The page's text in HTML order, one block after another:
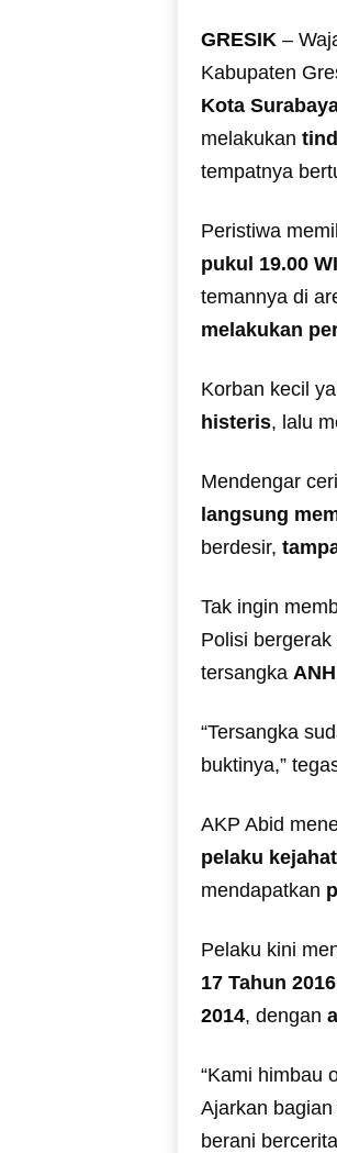
GRESIK –
Kabupaten
Kota
melakukan
tempatnya
Peristiwa
pukul 19.00
temannya di
melakukan
Korban kecil
histeris, lalu
Mendengar
langsung
berdesir,
Tak ingin
Polisi
tersangka
“Tersangka
buktinya,”
AKP Abid
pelaku
mendapatkan
Pelaku kini
17 Tahun 2016
2014, dengan
“Kami himbau
Ajarkan
berani